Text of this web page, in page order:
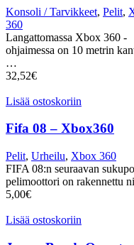
Konsoli / Tarvikkeet, Pelit,
360
Langattomassa Xbox 360 -
ohjaimessa on 10 metrin
…
32,52€
Lisää ostoskoriin
Fifa 08 – Xbox360
Pelit, Urheilu, Xbox 360
FIFA 08:n seuraavan
pelimoottori on rakennettu
5,00€
Lisää ostoskoriin